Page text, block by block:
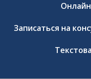
Записаться на